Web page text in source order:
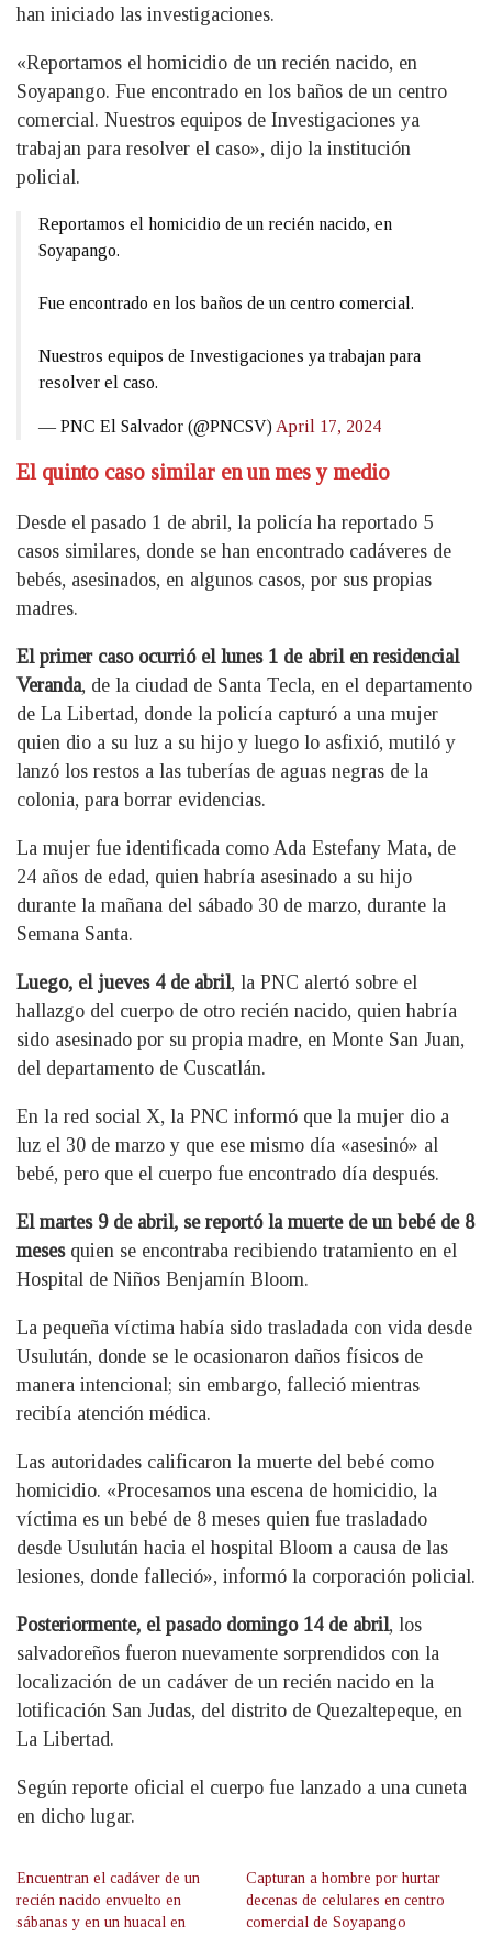
han iniciado las investigaciones.
«Reportamos el homicidio de un recién nacido, en
Soyapango. Fue encontrado en los baños de un centro
comercial. Nuestros equipos de Investigaciones ya
trabajan para resolver el caso», dijo la institución
policial.
Reportamos el homicidio de un recién nacido, en
Soyapango.
Fue encontrado en los baños de un centro comercial.
Nuestros equipos de Investigaciones ya trabajan para
resolver el caso.
— PNC El Salvador (@PNCSV) April 17, 2024
El quinto caso similar en un mes y medio
Desde el pasado 1 de abril, la policía ha reportado 5
casos similares, donde se han encontrado cadáveres de
bebés, asesinados, en algunos casos, por sus propias
madres.
El primer caso ocurrió el lunes 1 de abril en residencial
Veranda, de la ciudad de Santa Tecla, en el departamento
de La Libertad, donde la policía capturó a una mujer
quien dio a su luz a su hijo y luego lo asfixió, mutiló y
lanzó los restos a las tuberías de aguas negras de la
colonia, para borrar evidencias.
La mujer fue identificada como Ada Estefany Mata, de
24 años de edad, quien habría asesinado a su hijo
durante la mañana del sábado 30 de marzo, durante la
Semana Santa.
Luego, el jueves 4 de abril, la PNC alertó sobre el
hallazgo del cuerpo de otro recién nacido, quien habría
sido asesinado por su propia madre, en Monte San Juan,
del departamento de Cuscatlán.
En la red social X, la PNC informó que la mujer dio a
luz el 30 de marzo y que ese mismo día «asesinó» al
bebé, pero que el cuerpo fue encontrado día después.
El martes 9 de abril, se reportó la muerte de un bebé de 8
meses quien se encontraba recibiendo tratamiento en el
Hospital de Niños Benjamín Bloom.
La pequeña víctima había sido trasladada con vida desde
Usulután, donde se le ocasionaron daños físicos de
manera intencional; sin embargo, falleció mientras
recibía atención médica.
Las autoridades calificaron la muerte del bebé como
homicidio. «Procesamos una escena de homicidio, la
víctima es un bebé de 8 meses quien fue trasladado
desde Usulután hacia el hospital Bloom a causa de las
lesiones, donde falleció», informó la corporación policial.
Posteriormente, el pasado domingo 14 de abril, los
salvadoreños fueron nuevamente sorprendidos con la
localización de un cadáver de un recién nacido en la
lotificación San Judas, del distrito de Quezaltepeque, en
La Libertad.
Según reporte oficial el cuerpo fue lanzado a una cuneta
en dicho lugar.
Encuentran el cadáver de un
recién nacido envuelto en
sábanas y en un huacal en
Capturan a hombre por hurtar
decenas de celulares en centro
comercial de Soyapango